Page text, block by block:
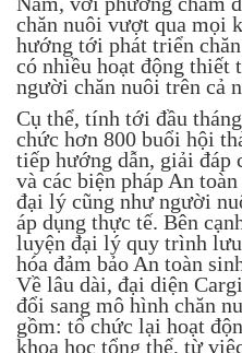
chăn nuôi vượt qua mọi
hướng tới phát triển
có nhiều hoạt động thiết
người chăn nuôi trên cả
Cụ thể, tính tới đầu
chức hơn 800 buổi hội
tiếp hướng dẫn, giải đáp
và các biện pháp An
đại lý cũng như người
áp dụng thực tế. Bên
luyện đại lý quy trình
hóa đảm bảo An toàn
Về lâu dài, đại diện
đổi sang mô hình chăn
gồm: tổ chức lại hoạt
khoa học tổng thể, từ